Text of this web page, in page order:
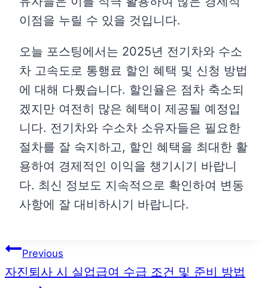
이점을 누릴 수 있을 것입니다.
오늘 포스팅에서는 2025년 전기차와 수소
차 고속도로 통행료 할인 혜택 및 신청 방법
에 대해 다뤘습니다. 할인율은 점차 축소되
겠지만 여전히 많은 혜택이 제공될 예정입
니다. 전기차와 수소차 소유자들은 필요한
절차를 잘 숙지하고, 할인 혜택을 최대한 활
용하여 경제적인 이익을 챙기시기 바랍니
다. 최신 정보도 지속적으로 확인하여 변동
사항에 잘 대비하시기 바랍니다.
글
탐
Previous
자진퇴사 시 실업급여 수급 조건 및 준비 방법